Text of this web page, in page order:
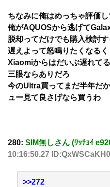
ちなみに俺はめっちゃ評価
俺がAQUOSから逃げて
脱却ってだけでも購入検討
遅えよって怒鳴りたくなる
Xiaomiからはだいぶ遅れて
三眼ならありだろ
今のUltra買ってまだ半年だ
ュー見て良さげなら買うわ
280: SIM無しさん (ﾜｯﾁｮｲ
10:16:50.27 ID:QxWSCaKH0
>>272